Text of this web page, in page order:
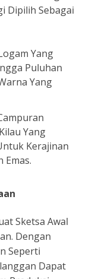
Dipilih Sebagai
Yang
Puluhan
Yang
Yang
Kerajinan
Emas.
Sketsa Awal
Dengan
Seperti
Dapat